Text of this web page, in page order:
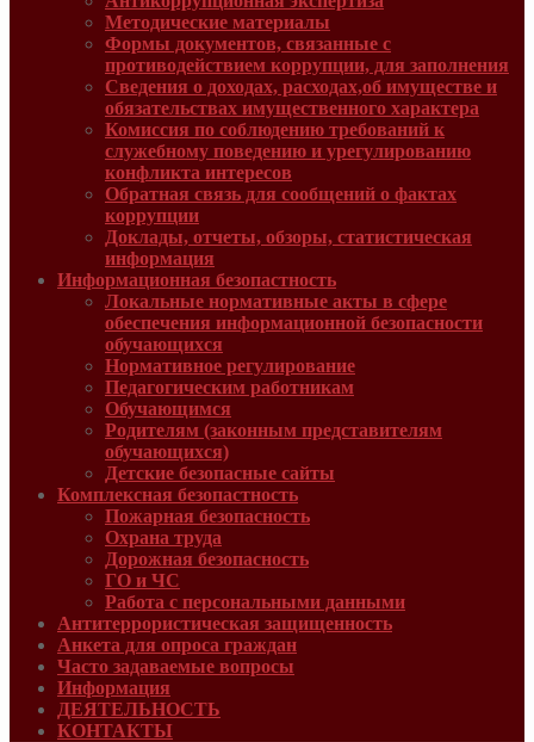
Методические материалы
Формы документов, связанные с
противодействием коррупции, для заполнения
Сведения о доходах, расходах,об имуществе и
обязательствах имущественного характера
Комиссия по соблюдению требований к
служебному поведению и урегулированию
конфликта интересов
Обратная связь для сообщений о фактах
коррупции
Доклады, отчеты, обзоры, статистическая
информация
Информационная безопастность
Локальные нормативные акты в сфере
обеспечения информационной безопасности
обучающихся
Нормативное регулирование
Педагогическим работникам
Обучающимся
Родителям (законным представителям
обучающихся)
Детские безопасные сайты
Комплексная безопастность
Пожарная безопасность
Охрана труда
Дорожная безопасность
ГО и ЧС
Работа с персональными данными
Антитеррористическая защищенность
Анкета для опроса граждан
Часто задаваемые вопросы
Информация
ДЕЯТЕЛЬНОСТЬ
КОНТАКТЫ